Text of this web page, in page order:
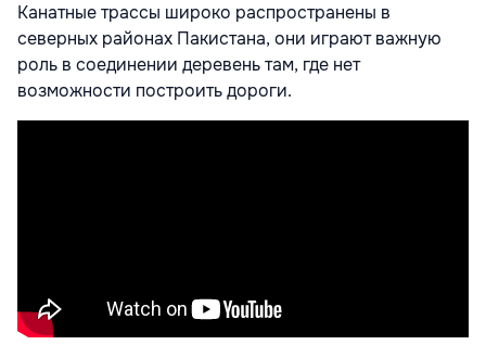
Канатные трассы широко распространены в
северных районах Пакистана, они играют важную
роль в соединении деревень там, где нет
возможности построить дороги.